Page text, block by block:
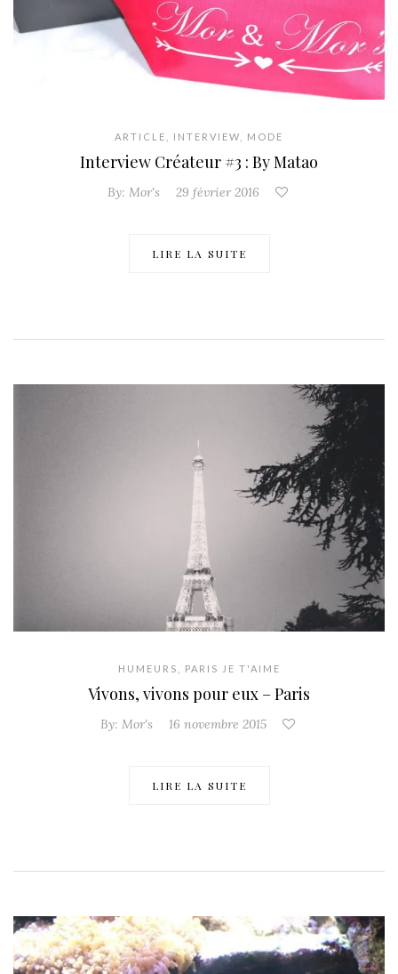
ARTICLE INTERVIEW MODE
Interview Créateur #3 : By Matao
By: Mor's 29 février 2016
LIRE LA SUITE
HUMEURS PARIS JE T'AIME
Vivons, vivons pour eux – Paris
By: Mor's 16 novembre 2015
LIRE LA SUITE